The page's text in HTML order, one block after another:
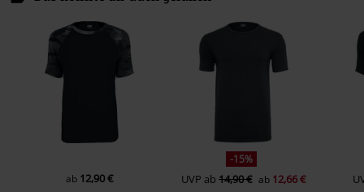
service@urbanclassics.com
ab 12,90 €
-15%
UVP ab14,90 € ab 12,66 €